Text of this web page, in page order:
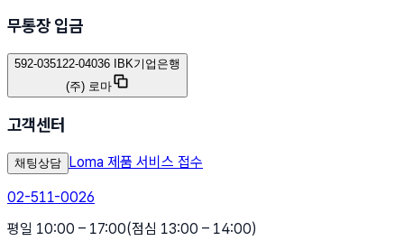
무통장 입금
592-035122-04036 IBK기업은행
(주) 로마
고객센터
채팅상담 Loma 제품 서비스 접수
02-511-0026
평일 10:00 – 17:00(점심 13:00 – 14:00)